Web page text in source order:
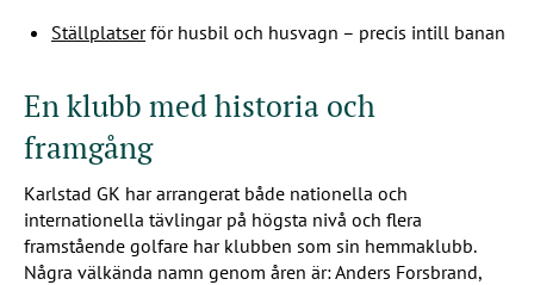
Ställplatserför husbil och husvagn – precis intill banan
En klubb med historia och
framgång
Karlstad GK har arrangerat både nationella och
internationella tävlingar på högsta nivå och flera
framstående golfare har klubben som sin hemmaklubb.
Några välkända namn genom åren är: Anders Forsbrand,